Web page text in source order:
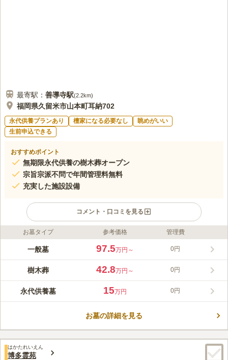
週末家族でお参りした後に食事をしたい場合は西新やマークイズももちに
向かえば飲食店が沢山ありますのでとても便利だと思います！
最寄駅： 善導寺駅(2.2km)
福岡県久留米市山本町耳納702
永代供養プランあり 檀家になる必要なし
眺めがいい
生前申込できる
おすすめポイント
無期限永代供養の樹木葬オープン
宗旨宗派不問で年間管理料無料
充実した施設設備
コメント・口コミを見る
ライフドット編集部のコメント
久留米を代表する耳納連山の麓にあり、眺めもすばらしく開放的
もみじ、冬には雪化粧で、季節を感じながらゆったりとお墓参り
ができます。 休憩所や売店等の施設設備の利便性の高さに加
方にも安心です。 2024年9月から新しく樹木葬がオープンしま
す。すべての区画が永代供養付きで、跡継ぎのいない方でも安心
してご購入いただけます。納骨後は永久に個別埋葬され、将来的
お墓タイプ 参考価格 管理費
一般墓 97.5万円～ 0円
樹木葬 42.8万円～ 0円
永代供養墓 15万円 0円
お墓の詳細を見る
はかたれいえん
博多霊苑